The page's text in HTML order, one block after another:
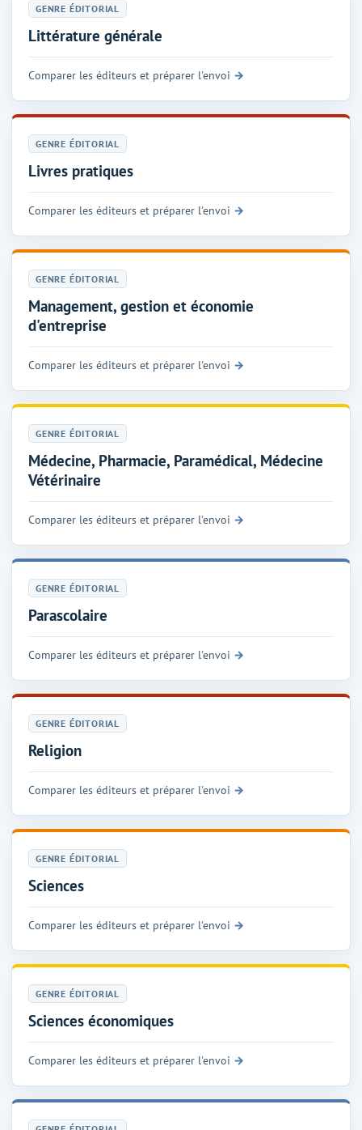
GENRE ÉDITORIAL
Littérature générale
Comparer les éditeurs et préparer l'envoi
GENRE ÉDITORIAL
Livres pratiques
Comparer les éditeurs et préparer l'envoi
GENRE ÉDITORIAL
Management, gestion et économie
d'entreprise
Comparer les éditeurs et préparer l'envoi
GENRE ÉDITORIAL
Médecine, Pharmacie, Paramédical, Médecine
Vétérinaire
Comparer les éditeurs et préparer l'envoi
GENRE ÉDITORIAL
Parascolaire
Comparer les éditeurs et préparer l'envoi
GENRE ÉDITORIAL
Religion
Comparer les éditeurs et préparer l'envoi
GENRE ÉDITORIAL
Sciences
Comparer les éditeurs et préparer l'envoi
GENRE ÉDITORIAL
Sciences économiques
Comparer les éditeurs et préparer l'envoi